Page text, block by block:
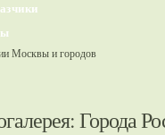
:Города